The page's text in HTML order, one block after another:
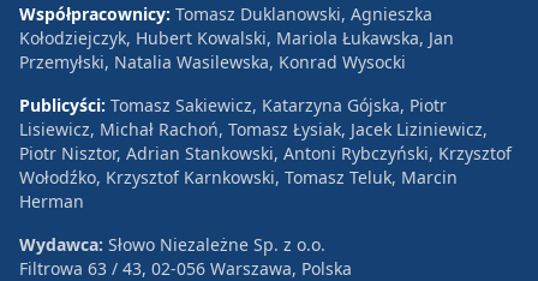
Współpracownicy: Tomasz Duklanowski, Agnieszka
Kołodziejczyk, Hubert Kowalski, Mariola Łukawska, Jan
Przemyłski, Natalia Wasilewska, Konrad Wysocki
Publicyści: Tomasz Sakiewicz, Katarzyna Gójska, Piotr
Lisiewicz, Michał Rachoń, Tomasz Łysiak, Jacek Liziniewicz,
Piotr Nisztor, Adrian Stankowski, Antoni Rybczyński, Krzysztof
Wołodźko, Krzysztof Karnkowski, Tomasz Teluk, Marcin
Herman
Wydawca: Słowo Niezależne Sp. z o.o.
Filtrowa 63 / 43, 02-056 Warszawa, Polska